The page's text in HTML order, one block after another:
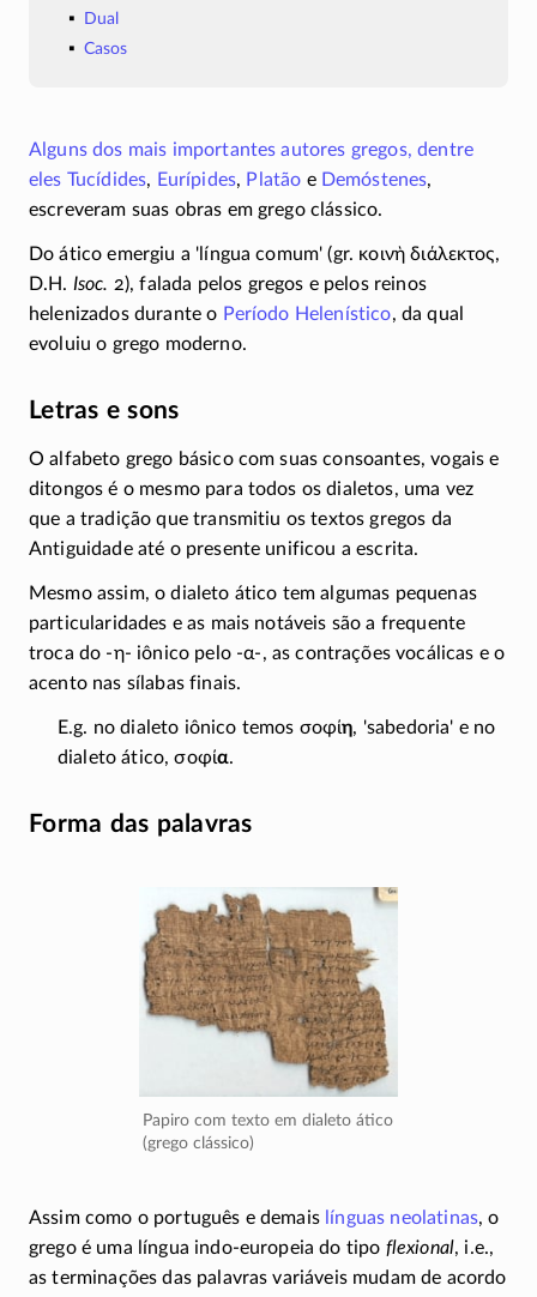
Dual
Casos
Alguns dos mais importantes autores gregos, dentre
eles Tucídides, Eurípides, Platão e Demóstenes,
escreveram suas obras em grego clássico.
Do ático emergiu a 'língua comum' (gr. κοινὴ διάλεκτος,
D.H. Isoc. 2), falada pelos gregos e pelos reinos
helenizados durante o Período Helenístico, da qual
evoluiu o grego moderno.
Letras e sons
O alfabeto grego básico com suas consoantes, vogais e
ditongos é o mesmo para todos os dialetos, uma vez
que a tradição que transmitiu os textos gregos da
Antiguidade até o presente unificou a escrita.
Mesmo assim, o dialeto ático tem algumas pequenas
particularidades e as mais notáveis são a frequente
troca do -η- iônico pelo -α-, as contrações vocálicas e o
acento nas sílabas finais.
E.g. no dialeto iônico temos σοφίη, 'sabedoria' e no
dialeto ático,σοφία.
Forma das palavras
Papiro com texto em dialeto ático
(grego clássico)
Assim como o português e demais línguas neolatinas, o
grego é uma língua indo-europeia do tipo flexional, i.e.,
as terminações das palavras variáveis mudam de acordo